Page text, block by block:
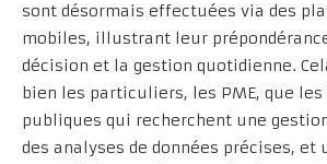
sont désormais effectuées via des
mobiles, illustrant leur
décision et la gestion quotidienne.
bien les particuliers, les PME, que
publiques qui recherchent une
des analyses de données précises, et